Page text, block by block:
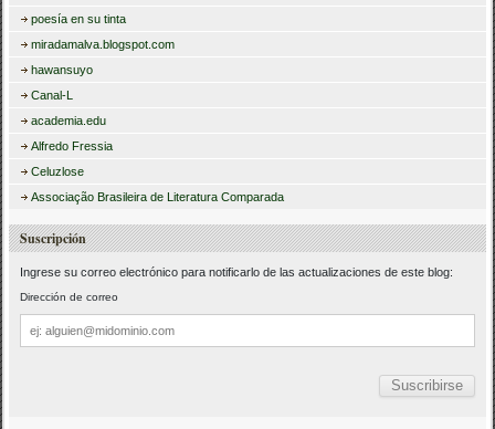
poesía en su tinta
miradamalva.blogspot.com
hawansuyo
Canal-L
academia.edu
Alfredo Fressia
Celuzlose
Associação Brasileira de Literatura Comparada
Suscripción
Ingrese su correo electrónico para notificarlo de las actualizaciones de este blog:
Dirección de correo
Dirección
de
correo